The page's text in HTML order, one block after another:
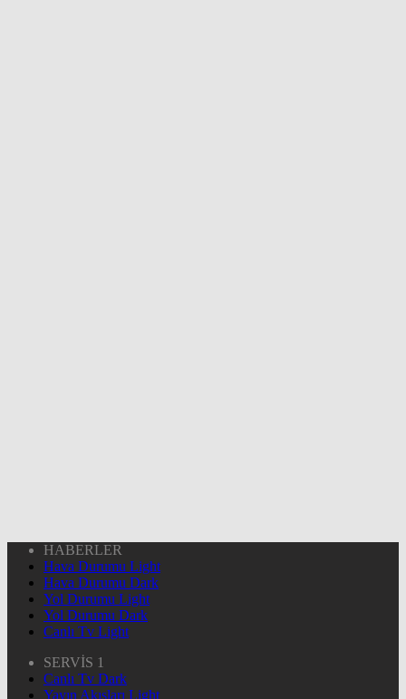
HABERLER
Hava Durumu Light
Hava Durumu Dark
Yol Durumu Light
Yol Durumu Dark
Canlı Tv Light
SERVİS 1
Canlı Tv Dark
Yayın Akışları Light